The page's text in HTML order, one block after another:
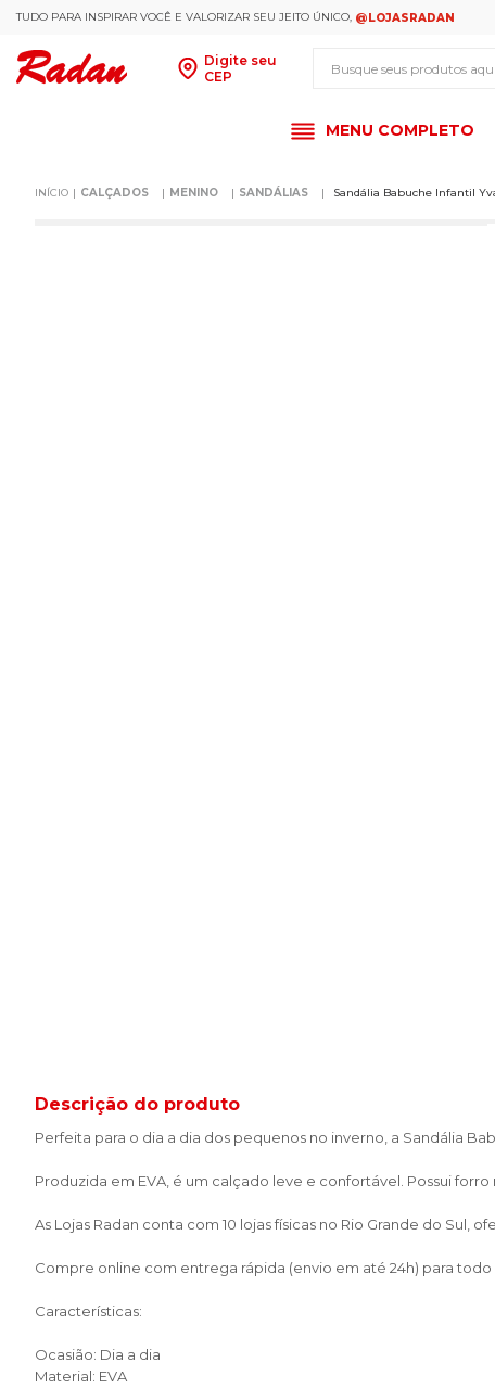
TUDO PARA INSPIRAR VOCÊ E VALORIZAR SEU JEITO ÚNICO, @LOJASRADAN
Digite seu
CEP
MENU COMPLETO
CALÇADOS MENINO SANDÁLIAS Sandália Babuche Infantil
Descrição do produto
Perfeita para o dia a dia dos pequenos no inverno, a Sandália
Produzida em EVA, é um calçado leve e confortável. Possui
As Lojas Radan conta com 10 lojas físicas no Rio Grande do
Compre online com entrega rápida (envio em até 24h) para
Características:
Ocasião: Dia a dia
Material: EVA